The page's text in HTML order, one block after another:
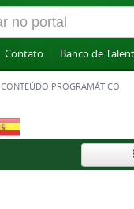
Contato Banco de
CONTEÚDO PROGRAMÁTICO